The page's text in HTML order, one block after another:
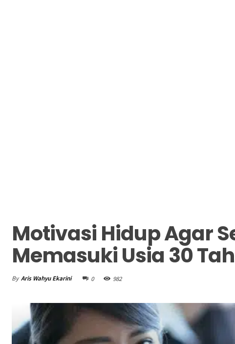
Motivasi Hidup Agar
Memasuki Usia 30
By Aris Wahyu Ekarini 0 982